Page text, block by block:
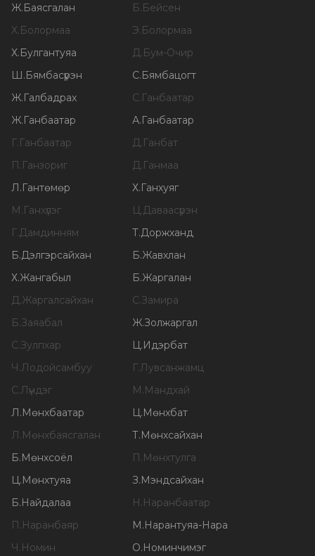
Ж.Баясгалан Б.Бейсен
Х.Болормаа Э.Болормаа
Х.Булгантуяа Д.Бум-Очир
Ш.Бямбасүрэн С.Бямбацогт
Ж.Галбадрах С.Ганбаатар
Ж.Ганбаатар А.Ганбаатар
Г.Ганбаатар Д.Ганбат
П.Ганзориг Д.Ганмаа
Л.Гантөмөр Х.Ганхуяг
М.Ганхүлэг Ц.Даваасүрэн
Г.Дамдинням Т.Доржханд
Б.Дэлгэрсайхан Б.Жавхлан
Х.Жангабыл Б.Жаргалан
Д.Жаргалсайхан С.Замира
Б.Заяабал Ж.Золжаргал
С.Зулпхар Ц.Идэрбат
Ч.Лодойсамбуу Г.Лувсанжамц
С.Лүндэг М.Мандхай
Л.Мөнхбаатар Ц.Мөнхбат
Л.Мөнхбаясгалан Т.Мөнхсайхан
Б.Мөнхсоёл П.Мөнхтулга
Ц.Мөнхтуяа З.Мэндсайхан
Б.Найдалаа Н.Наранбаатар
П.Наранбаяр М.Нарантуяа-Нара
Ч.Номин О.Номинчимэг